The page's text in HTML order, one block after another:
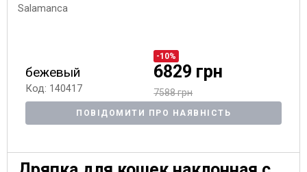
бежевый
Код: 140417
-10%
6829 грн
7588 грн
ПОВІДОМИТИ ПРО НАЯВНІСТЬ